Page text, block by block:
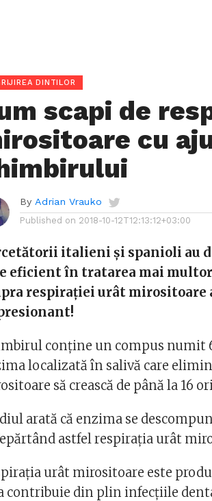
DINTILOR
scapi de
cu
By Adrian Vrauko
Published on 2018-10-12T12:13:12+03:00
italieni și spanioli au
eficient în tratarea mai
respirației urât mirositoare
conține un compus numit
localizată în salivă care
să crească de până la 16
arată că enzima se
astfel respirația urât
urât mirositoare este
contribuie din plin infecțiile